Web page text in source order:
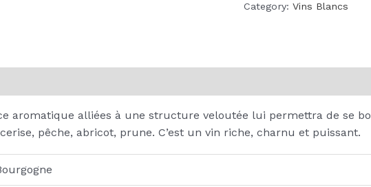
quantity
Category:Vins Blancs
aromatique alliées à une structure veloutée lui permettra de se
pêche, abricot, prune. C’est un vin riche, charnu et puissant.